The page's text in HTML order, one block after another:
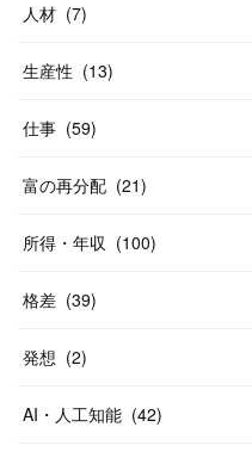
人材 (7)
生産性 (13)
仕事 (59)
富の再分配 (21)
所得・年収 (100)
格差 (39)
発想 (2)
AI・人工知能 (42)